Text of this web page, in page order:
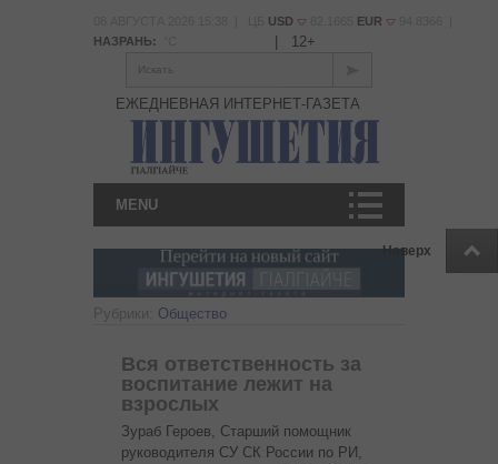
Наверх
USD EUR
НАЗРАНЬ:
12+
Искать
ЕЖЕДНЕВНАЯ ИНТЕРНЕТ-ГАЗЕТА
MENU
Рубрики: Общество
Вся ответственность за
воспитание лежит на
взрослых
Зураб Героев, Старший помощник
руководителя СУ СК России по РИ,